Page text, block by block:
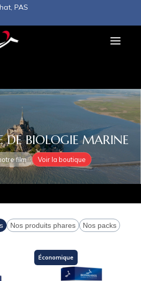
DE BIOLOGIE MARINE
film Voir la boutique
Nos produits phares Nos packs
Économique